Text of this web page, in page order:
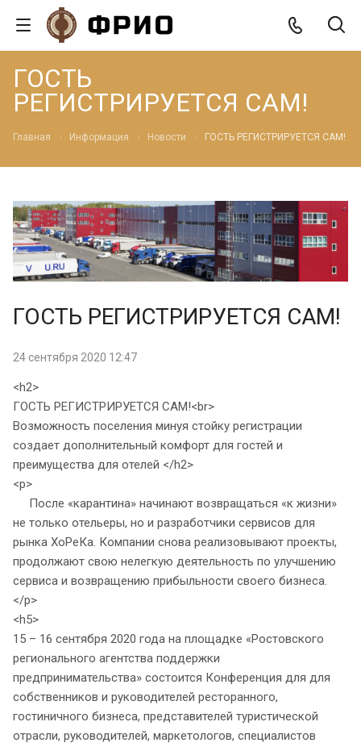
ГОСТЬ
РЕГИСТРИРУЕТСЯ САМ!
Главная Информация Новости ГОСТЬ РЕГИСТРИРУЕТСЯ САМ!
ГОСТЬ РЕГИСТРИРУЕТСЯ САМ!
24 сентября 2020 12:47
<h2>
ГОСТЬ РЕГИСТРИРУЕТСЯ САМ!<br>
Возможность поселения минуя стойку регистрации
создает дополнительный комфорт для гостей и
преимущества для отелей </h2>
<p>
После «карантина» начинают возвращаться «к жизни»
не только отельеры, но и разработчики сервисов для
рынка ХоРеКа. Компании снова реализовывают проекты,
продолжают свою нелегкую деятельность по улучшению
сервиса и возвращению прибыльности своего бизнеса.
</p>
<h5>
15 – 16 сентября 2020 года на площадке «Ростовского
регионального агентства поддержки
предпринимательства» состоится Конференция для для
собственников и руководителей ресторанного,
гостиничного бизнеса, представителей туристической
отрасли, руководителей, маркетологов, специалистов